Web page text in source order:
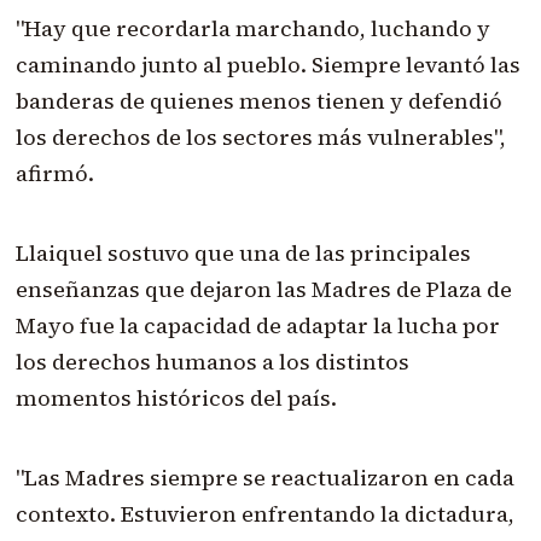
"Hay que recordarla marchando, luchando y
caminando junto al pueblo. Siempre levantó las
banderas de quienes menos tienen y defendió
los derechos de los sectores más vulnerables",
afirmó.
Llaiquel sostuvo que una de las principales
enseñanzas que dejaron las Madres de Plaza de
Mayo fue la capacidad de adaptar la lucha por
los derechos humanos a los distintos
momentos históricos del país.
"Las Madres siempre se reactualizaron en cada
contexto. Estuvieron enfrentando la dictadura,